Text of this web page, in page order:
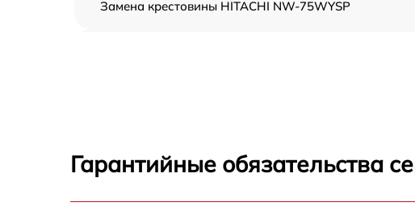
Замена крестовины HITACHI NW-75WYSP
Гарантийные обязательства